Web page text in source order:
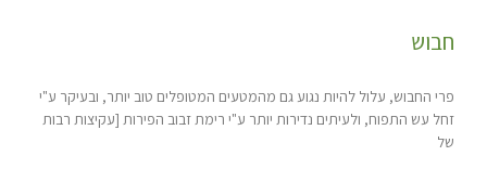
חבוש
פרי החבוש, עלול להיות נגוע גם מהמטעים המטופלים טוב יותר, ובעיקר ע"י
זחל עש התפוח, ולעיתים נדירות יותר ע"י רימת זבוב הפירות [עקיצות רבות
של